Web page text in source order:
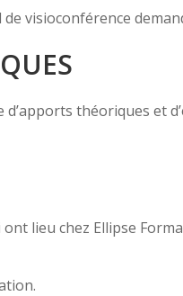
visioconférence
théoriques et
lieu chez Ellipse